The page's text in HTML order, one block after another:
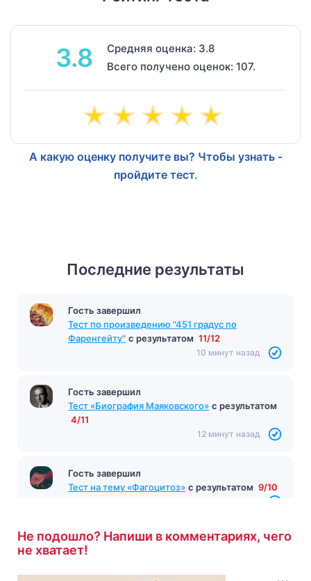
3.8
Средняя оценка: 3.8
Всего получено оценок: 107.
А какую оценку получите вы? Чтобы узнать -
пройдите тест.
Последние результаты
Гость завершил
Тест по произведению "451 градус по
Фаренгейту" с результатом 11/12
10 минут назад
Гость завершил
Тест «Биография Маяковского» с результатом
4/11
12 минут назад
Гость завершил
Тест на тему «Фагоцитоз» с результатом 9/10
Не подошло? Напиши в комментариях, чего
не хватает!